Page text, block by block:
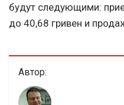
будут следующими:
до 40,68 гривен и
Автор: